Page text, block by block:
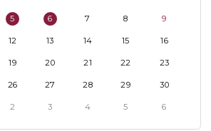
5 6 7 8 9
12 13 14 15 16
19 20 21 22 23
26 27 28 29 30
2 3 4 5 6